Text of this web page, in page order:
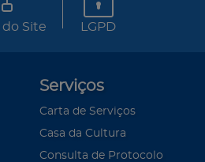
Site LGPD
Serviços
Carta de Serviços
Casa da Cultura
Consulta de Protocolo